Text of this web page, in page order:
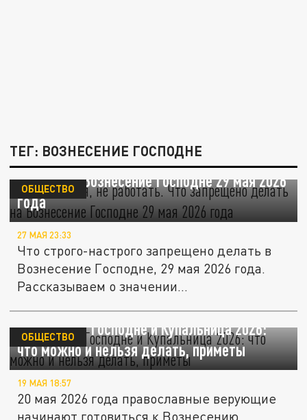
ТЕГ: ВОЗНЕСЕНИЕ ГОСПОДНЕ
Не жениться, не работать. Что запрещено
делать на Вознесение Господне 29 мая 2026
года
ОБЩЕСТВО
27 МАЯ 23:33
Что строго-настрого запрещено делать в
Вознесение Господне, 29 мая 2026 года.
Рассказываем о значении...
Вознесение Господне и Купальница 2026:
что можно и нельзя делать, приметы
ОБЩЕСТВО
19 МАЯ 18:57
20 мая 2026 года православные верующие
начинают готовиться к Вознесению